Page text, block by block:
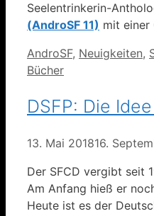
Seelentrinkerin-
(AndroSF 11) mit einer
Kategorien
AndroSF, Neuigkeiten,
Bücher
DSFP: Die
13. Mai 201816.
Der SFCD vergibt seit
Am Anfang hieß er
Heute ist es der